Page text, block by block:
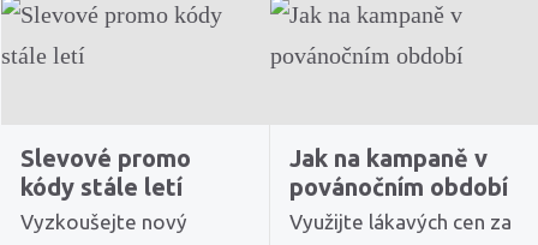
Slevové promo
kódy stále letí
Vyzkoušejte nový
Jak na kampaně v
povánočním období
Využijte lákavých cen za